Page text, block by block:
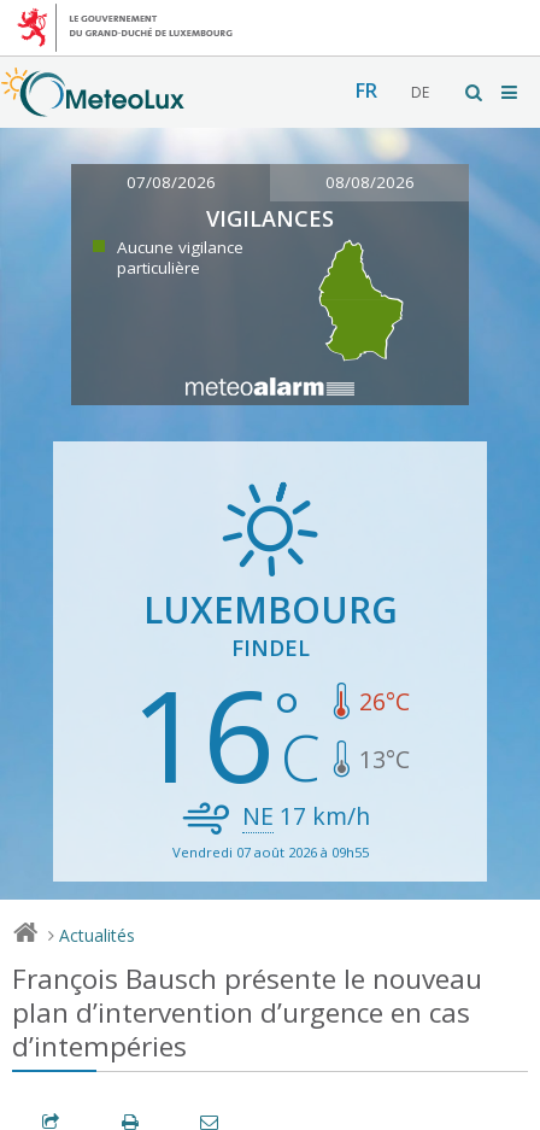
FR DE
07/08/2026 08/08/2026
VIGILANCES
Aucune vigilance
particulière
LUXEMBOURG
FINDEL
16 26°C
13°C
NE 17 km/h
Vendredi 07 août 2026 à 09h55
> Actualités
François Bausch présente le nouveau
plan d’intervention d’urgence en cas
d’intempéries